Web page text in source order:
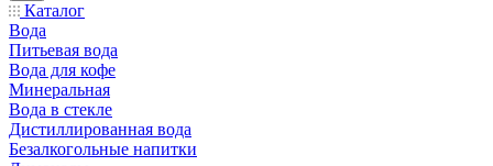
Каталог
Вода
Питьевая вода
Вода для кофе
Минеральная
Вода в стекле
Дистиллированная вода
Безалкогольные напитки